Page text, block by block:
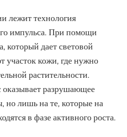
лежит технология
импульса. При помощи
который дает световой
участок кожи, где нужно
растительности.
разрушающее
но лишь на те, которые на
в фазе активного роста.